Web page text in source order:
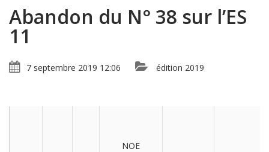
Abandon du N° 38 sur l’ES
11
7 septembre 2019 12:06 édition 2019
NOE